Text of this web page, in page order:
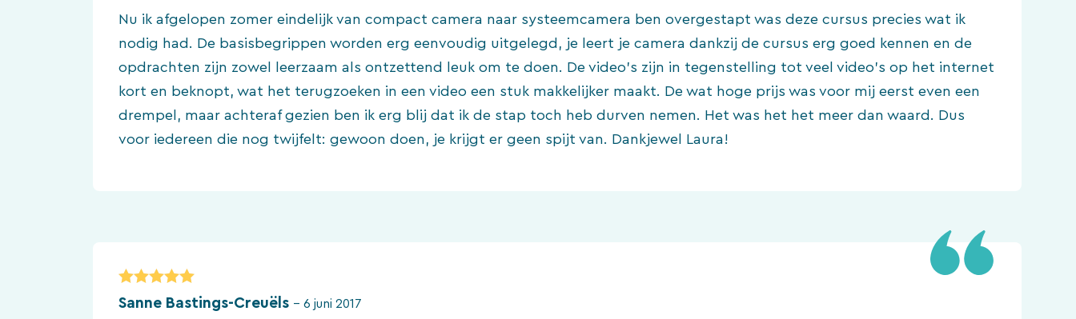
Nu ik afgelopen zomer eindelijk van compact camera naar systeemcamera ben overgestapt was deze cursus precies wat ik
nodig had. De basisbegrippen worden erg eenvoudig uitgelegd, je leert je camera dankzij de cursus erg goed kennen en de
opdrachten zijn zowel leerzaam als ontzettend leuk om te doen. De video’s zijn in tegenstelling tot veel video’s op het internet
kort en beknopt, wat het terugzoeken in een video een stuk makkelijker maakt. De wat hoge prijs was voor mij eerst even een
drempel, maar achteraf gezien ben ik erg blij dat ik de stap toch heb durven nemen. Het was het het meer dan waard. Dus
voor iedereen die nog twijfelt: gewoon doen, je krijgt er geen spijt van. Dankjewel Laura!
5van 5
Sanne Bastings-Creuëls – 6 juni 2017